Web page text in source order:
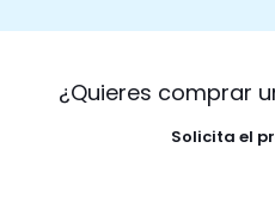
¿Quieres comprar
Solicita el